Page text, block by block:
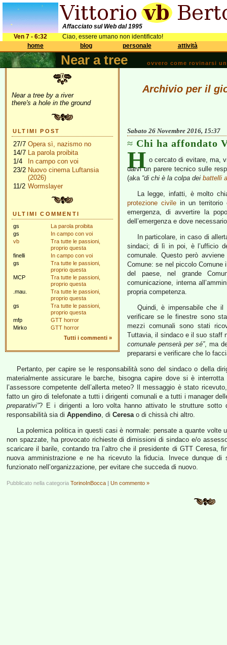
Affacciato sul Web dal 1995
Ven 7 - 6:32
Ciao, essere umano non identificato!
home
blog personale attività
Near a tree ovvero come rovinarsi
Near a tree by a river
there's a hole in the ground
ULTIMI POST
27/7 Opera sì, nazismo no
14/7 La parola proibita
1/4
In campo con voi
23/2 Nuovo cinema Luftansia
(2026)
11/2 Wormslayer
ULTIMI COMMENTI
gs
La parola proibita
gs
In campo con voi
vb
Tra tutte le passioni,
proprio questa
finelli
In campo con voi
gs
Tra tutte le passioni,
proprio questa
MCP
Tra tutte le passioni,
proprio questa
.mau.
Tra tutte le passioni,
proprio questa
gs
Tra tutte le passioni,
proprio questa
mfp
GTT horror
Mirko
GTT horror
Tutti i commenti »
Archivio per il
Sabato 26 Novembre 2016, 15:37
Chi ha affondato
H o cercato di evitare, ma,
darvi un parere tecnico sulle
(aka “di chi è la colpa dei battelli
La legge, infatti, è molto
protezione civile in un territorio
emergenza, di avvertire la
dell’emergenza e dove
In particolare, in caso di
sindaci; di lì in poi, è l’ufficio
comunale. Questo però
Comune: se nel piccolo
del paese, nel grande
comunicazione, interna
propria competenza.
Quindi, è impensabile che il
verificare se le finestre sono
mezzi comunali sono stati
Tuttavia, il sindaco e il suo staff
comunale penserà per sé”, ma
prepararsi e verificare che lo
Pertanto, per capire se le responsabilità sono del sindaco o della
materialmente assicurare le barche, bisogna capire dove si è
l’assessore competente dell’allerta meteo? Il messaggio è stato
fatto un giro di telefonate a tutti i dirigenti comunali e a tutti i manager
preparativi”? E i dirigenti a loro volta hanno attivato le strutture sotto
responsabilità sia di Appendino, di Ceresao di chissà chi altro.
La polemica politica in questi casi è normale: pensate a quante
non spazzate, ha provocato richieste di dimissioni di sindaco e/o
scaricare il barile, contando tra l’altro che il presidente di GTT Ceresa,
nuova amministrazione e ne ha ricevuto la fiducia. Invece dunque
funzionato nell’organizzazione, per evitare che succeda di nuovo.
Pubblicato nella categoria TorinoInBocca | Un commento »